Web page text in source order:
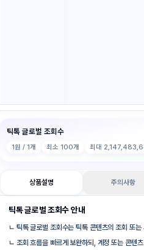
틱톡 글로벌 조회수
1원 / 1개 최소 100개 최대
상품설명 주의사항
틱톡 글로벌 조회수 안내
ㄴ 틱톡 글로벌 조회수는 틱톡 콘텐츠의 조회 또
ㄴ 조회 흐름을 빠르게 보완하되, 계정 또는 콘텐